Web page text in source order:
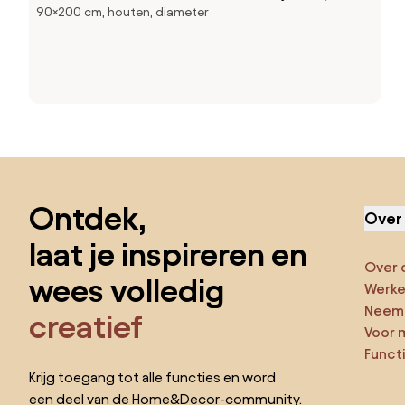
200 cm
90×200 cm, houten, diameter
Ontdek,
laat je inspireren en
wees volledig
creatief
Krijg toegang tot alle functies en word
een deel van de Home&Decor-community.
Over
Over
Voor